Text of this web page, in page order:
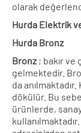
olarak
Hurda Elektrik
Hurda Bronz
Bronz; bakır ve
gelmektedir.
da
dökülür. Bu
ürünlerde,